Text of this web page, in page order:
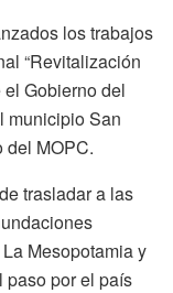
los trabajos
“Revitalización
Gobierno del
municipio San
del MOPC.
trasladar a las
Mesopotamia y
paso por el país